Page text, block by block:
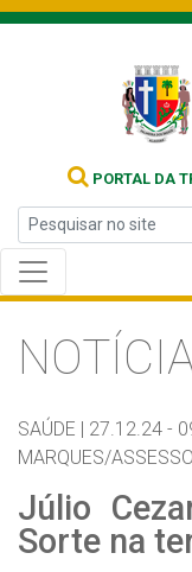
PORTAL DA
SAÚDE | 27.12.24 -
MARQUES/
Júlio
Sorte na